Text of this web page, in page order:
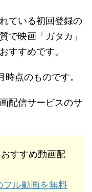
ている初回登録の
で映画「ガタカ」
すすめです。
点のものです。
配信サービスのサ
すすめ動画配
ル動画を無料